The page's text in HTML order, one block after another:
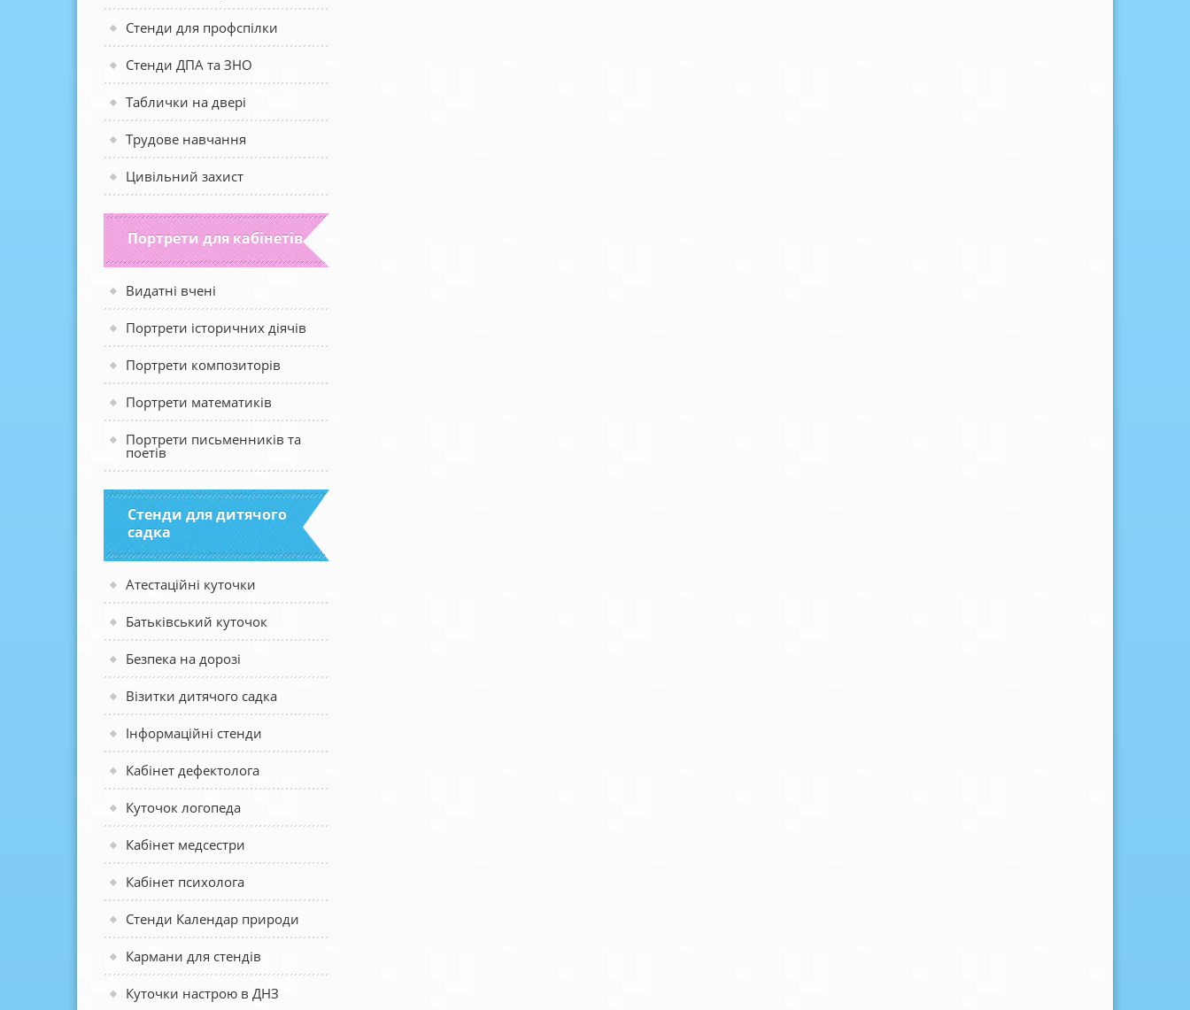
Стенди для профспілки
Стенди ДПА та ЗНО
Таблички на двері
Трудове навчання
Цивільний захист
Портрети для кабінетів
Видатні вчені
Портрети історичних діячів
Портрети композиторів
Портрети математиків
Портрети письменників та
поетів
Стенди для дитячого
садка
Атестаційні куточки
Батьківський куточок
Безпека на дорозі
Візитки дитячого садка
Інформаційні стенди
Кабінет дефектолога
Куточок логопеда
Кабінет медсестри
Кабінет психолога
Стенди Календар природи
Кармани для стендів
Куточки настрою в ДНЗ